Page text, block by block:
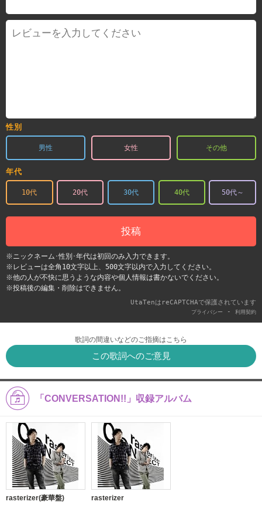
性別
男性 女性 その他
年代
10代 20代 30代 40代 50代～
投稿
※ニックネーム･性別･年代は初回のみ入力できます。
※レビューは全角10文字以上、500文字以内で入力してください。
※他の人が不快に思うような内容や個人情報は書かないでください。
※投稿後の編集・削除はできません。
UtaTenはreCAPTCHAで保護されています
プライバシー - 利用契約
歌詞の間違いなどのご指摘はこちら
この歌詞へのご意見
「CONVERSATION!!」収録アルバム
rasterizer(豪華盤)
rasterizer